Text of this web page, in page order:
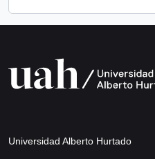
Universidad Alberto Hurtado